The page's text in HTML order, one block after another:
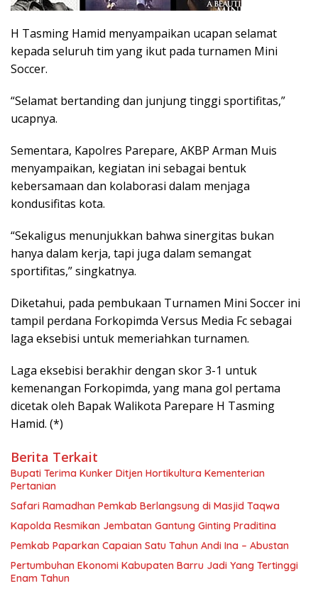
H Tasming Hamid menyampaikan ucapan selamat
kepada seluruh tim yang ikut pada turnamen Mini
Soccer.
“Selamat bertanding dan junjung tinggi sportifitas,”
ucapnya.
Sementara, Kapolres Parepare, AKBP Arman Muis
menyampaikan, kegiatan ini sebagai bentuk
kebersamaan dan kolaborasi dalam menjaga
kondusifitas kota.
“Sekaligus menunjukkan bahwa sinergitas bukan
hanya dalam kerja, tapi juga dalam semangat
sportifitas,” singkatnya.
Diketahui, pada pembukaan Turnamen Mini Soccer ini
tampil perdana Forkopimda Versus Media Fc sebagai
laga eksebisi untuk memeriahkan turnamen.
Laga eksebisi berakhir dengan skor 3-1 untuk
kemenangan Forkopimda, yang mana gol pertama
dicetak oleh Bapak Walikota Parepare H Tasming
Hamid. (*)
Berita Terkait
Bupati Terima Kunker Ditjen Hortikultura Kementerian
Pertanian
Safari Ramadhan Pemkab Berlangsung di Masjid Taqwa
Kapolda Resmikan Jembatan Gantung Ginting Praditina
Pemkab Paparkan Capaian Satu Tahun Andi Ina – Abustan
Pertumbuhan Ekonomi Kabupaten Barru Jadi Yang Tertinggi
Enam Tahun